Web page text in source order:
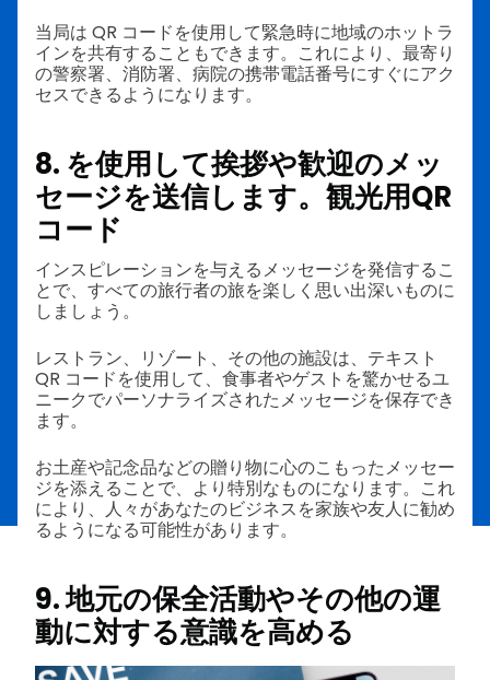
当局は QR コードを使用して緊急時に地域のホットラ
インを共有することもできます。これにより、最寄り
の警察署、消防署、病院の携帯電話番号にすぐにアク
セスできるようになります。
8. を使用して挨拶や歓迎のメッ
セージを送信します。 観光用QR
コード
インスピレーションを与えるメッセージを発信するこ
とで、すべての旅行者の旅を楽しく思い出深いものに
しましょう。
レストラン、リゾート、その他の施設は、テキスト
QR コードを使用して、食事者やゲストを驚かせるユ
ニークでパーソナライズされたメッセージを保存でき
ます。
お土産や記念品などの贈り物に心のこもったメッセー
ジを添えることで、より特別なものになります。これ
により、人々があなたのビジネスを家族や友人に勧め
るようになる可能性があります。
9. 地元の保全活動やその他の運
動に対する意識を高める